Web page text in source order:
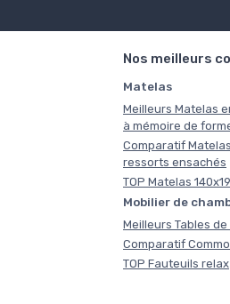
Nos meilleurs
Matelas
Meilleurs Matelas
à mémoire de
Comparatif
ressorts ensachés
TOP Matelas
Mobilier de
Meilleurs Tables
Comparatif
TOP Fauteuils relax